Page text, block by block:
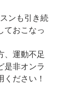
ンも引き続
ておこなっ
、運動不足
是非オンラ
ださい！